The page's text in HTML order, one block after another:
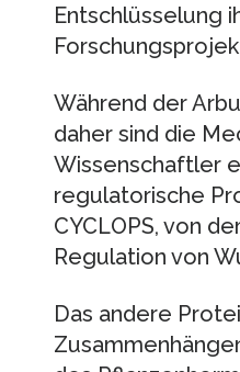
Entschlüsselung
Während der
daher sind die
Wissenschaftler
regulatorische
CYCLOPS, von
Regulation von
Das andere